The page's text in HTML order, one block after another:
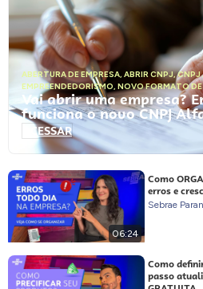
ABERTURA DE EMPRESA, ABRIR CNPJ,CNPJ
EMPREENDEDORISMO, NOVO FORMATO
Vai abrir uma empresa?
funciona o novo CNPJ
ACESSAR
06:24
Como
erros e
Sebrae
Como
passo